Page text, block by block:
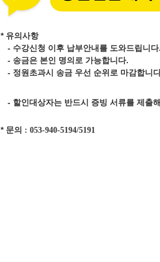
* 유의사항
- 수강신청 이후 납부안내를 도와드립니다.
- 송금은 본인 명의로 가능합니다.
- 정원초과시 송금 우선 순위로 마감합니
- 할인대상자는 반드시 증빙 서류를 제출
* 문의 : 053-940-5194/5191